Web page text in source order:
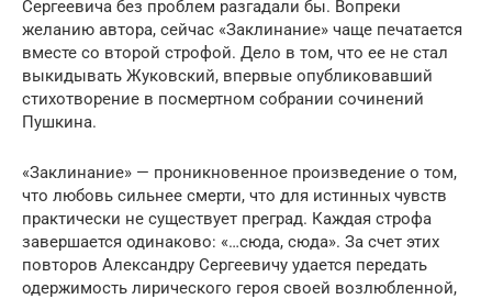
Сергеевича без проблем разгадали бы. Вопреки
желанию автора, сейчас «Заклинание» чаще печатается
вместе со второй строфой. Дело в том, что ее не стал
выкидывать Жуковский, впервые опубликовавший
стихотворение в посмертном собрании сочинений
Пушкина.
«Заклинание» — проникновенное произведение о том,
что любовь сильнее смерти, что для истинных чувств
практически не существует преград. Каждая строфа
завершается одинаково: «…сюда, сюда». За счет этих
повторов Александру Сергеевичу удается передать
одержимость лирического героя своей возлюбленной,